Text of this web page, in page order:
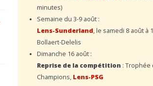
minutes)
Semaine du 3-9 août :
Lens-Sunderland, le samedi 8 août à
Bollaert-Delelis
Dimanche 16 août :
Reprise de la compétition : Trophée
Champions, Lens-PSG